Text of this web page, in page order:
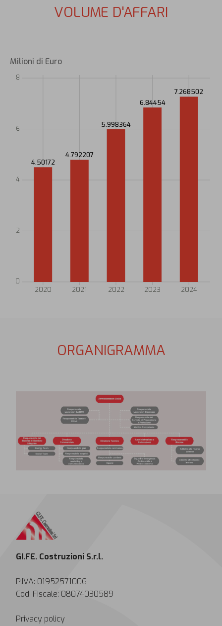
VOLUME D'AFFARI
Milioni di Euro
0
2
4
6
8
2020 2021 2022 2023 2024
4.50172
4.792207
5.998364
6.84454
7.268502
ORGANIGRAMMA
GI.FE. Costruzioni S.r.l.
P.IVA: 01952571006
Cod. Fiscale: 08074030589
Privacy policy